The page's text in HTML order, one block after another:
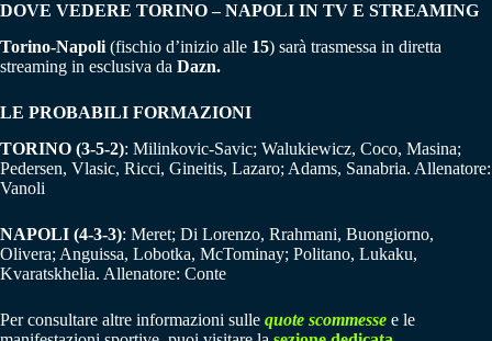
DOVE VEDERE TORINO – NAPOLI IN TV E STREAMING
Torino-Napoli (fischio d’inizio alle 15) sarà trasmessa in diretta
streaming in esclusiva da Dazn.
LE PROBABILI FORMAZIONI
TORINO (3-5-2): Milinkovic-Savic; Walukiewicz, Coco, Masina;
Pedersen, Vlasic, Ricci, Gineitis, Lazaro; Adams, Sanabria. Allenatore:
Vanoli
NAPOLI (4-3-3): Meret; Di Lorenzo, Rrahmani, Buongiorno,
Olivera; Anguissa, Lobotka, McTominay; Politano, Lukaku,
Kvaratskhelia. Allenatore: Conte
Per consultare altre informazioni sulle quote scommesse e le